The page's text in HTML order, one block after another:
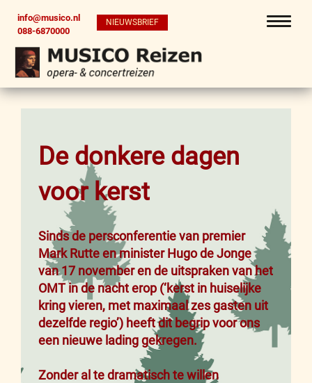
info@musico.nl
088-6870000
NIEUWSBRIEF
De donkere dagen
voor kerst
Sinds de persconferentie van premier
Mark Rutte en minister Hugo de Jonge
van 17 november en de uitspraken van het
OMT in de nacht erop (‘kerst in huiselijke
kring vieren, met maximaal zes gasten uit
dezelfde regio’) heeft dit begrip voor ons
een nieuwe lading gekregen.
Zonder al te dramatisch te willen